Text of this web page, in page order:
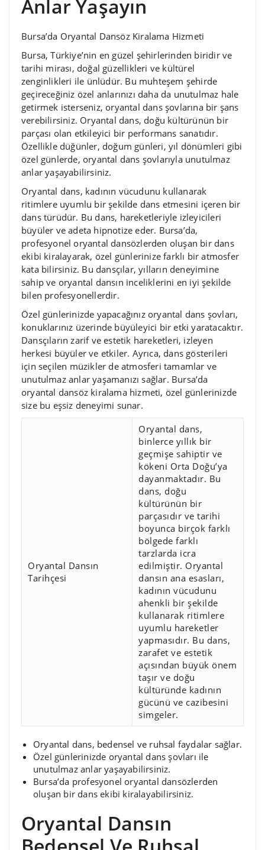
Anlar Yaşayın
Bursa’da Oryantal Dansöz Kiralama Hizmeti
Bursa, Türkiye’nin en güzel şehirlerinden biridir ve
tarihi mirası, doğal güzellikleri ve kültürel
zenginlikleri ile ünlüdür. Bu muhteşem şehirde
geçireceğiniz özel anlarınızı daha da unutulmaz hale
getirmek isterseniz, oryantal dans şovlarına bir şans
verebilirsiniz. Oryantal dans, doğu kültürünün bir
parçası olan etkileyici bir performans sanatıdır.
Özellikle düğünler, doğum günleri, yıl dönümleri gibi
özel günlerde, oryantal dans şovlarıyla unutulmaz
anlar yaşayabilirsiniz.
Oryantal dans, kadının vücudunu kullanarak
ritimlere uyumlu bir şekilde dans etmesini içeren bir
dans türüdür. Bu dans, hareketleriyle izleyicileri
büyüler ve adeta hipnotize eder. Bursa’da,
profesyonel oryantal dansözlerden oluşan bir dans
ekibi kiralayarak, özel günlerinize farklı bir atmosfer
kata bilirsiniz. Bu dansçılar, yılların deneyimine
sahip ve oryantal dansın inceliklerini en iyi şekilde
bilen profesyonellerdir.
Özel günlerinizde yapacağınız oryantal dans şovları,
konuklarınız üzerinde büyüleyici bir etki yaratacaktır.
Dansçıların zarif ve estetik hareketleri, izleyen
herkesi büyüler ve etkiler. Ayrıca, dans gösterileri
için seçilen müzikler de atmosferi tamamlar ve
unutulmaz anlar yaşamanızı sağlar. Bursa’da
oryantal dansöz kiralama hizmeti, özel günlerinizde
size bu eşsiz deneyimi sunar.
Oryantal Dansın
Tarihçesi
Oryantal dans,
binlerce yıllık bir
geçmişe sahiptir ve
kökeni Orta Doğu’ya
dayanmaktadır. Bu
dans, doğu
kültürünün bir
parçasıdır ve tarihi
boyunca birçok farklı
bölgede farklı
tarzlarda icra
edilmiştir. Oryantal
dansın ana esasları,
kadının vücudunu
ahenkli bir şekilde
kullanarak ritimlere
uyumlu hareketler
yapmasıdır. Bu dans,
zarafet ve estetik
açısından büyük önem
taşır ve doğu
kültüründe kadının
gücünü ve cazibesini
simgeler.
Oryantal dans, bedensel ve ruhsal faydalar sağlar.
Özel günlerinizde oryantal dans şovları ile
unutulmaz anlar yaşayabilirsiniz.
Bursa’da profesyonel oryantal dansözlerden
oluşan bir dans ekibi kiralayabilirsiniz.
Oryantal Dansın